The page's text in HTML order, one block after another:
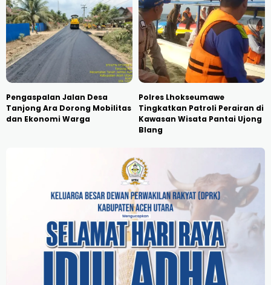
Pengaspalan Jalan Desa
Tanjong Ara Dorong Mobilitas
dan Ekonomi Warga
Polres Lhokseumawe
Tingkatkan Patroli Perairan di
Kawasan Wisata Pantai Ujong
Blang